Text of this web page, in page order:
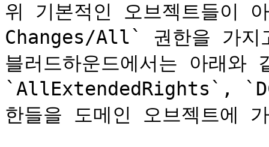
위 기본적인 오브젝트들
Changes/All` 권한을 가지
블러드하운드에서는 아래
`AllExtendedRights`,
한들을 도메인 오브젝트에